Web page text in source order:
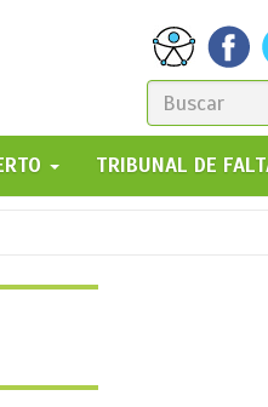
DE
GO!
TRIBUNAL DE